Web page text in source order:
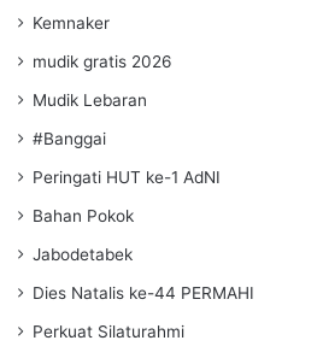
Kemnaker
mudik gratis 2026
Mudik Lebaran
#Banggai
Peringati HUT ke-1 AdNI
Bahan Pokok
Jabodetabek
Dies Natalis ke-44 PERMAHI
Perkuat Silaturahmi